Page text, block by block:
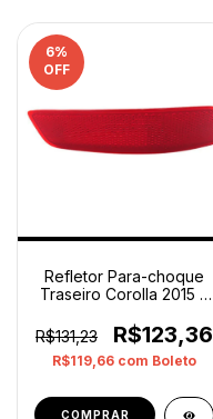
6%
OFF
Refletor Para-choque
Traseiro Corolla 2015 A
R$131,23
R$123,36
R$119,66 com Boleto